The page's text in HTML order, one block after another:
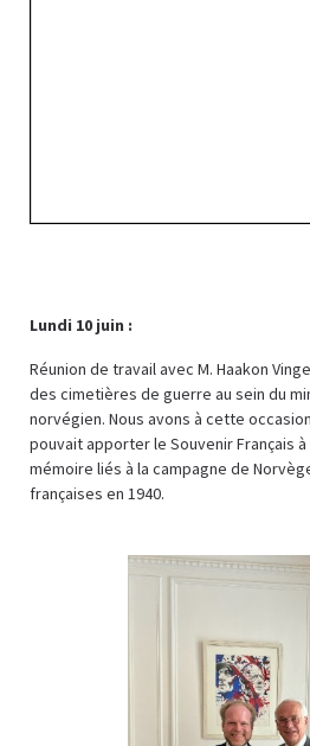
Lundi 10 juin :
Réunion de travail avec M. Haakon
des cimetières de guerre au sein du
norvégien. Nous avons à cette
pouvait apporter le Souvenir Français
mémoire liés à la campagne de
françaises en 1940.